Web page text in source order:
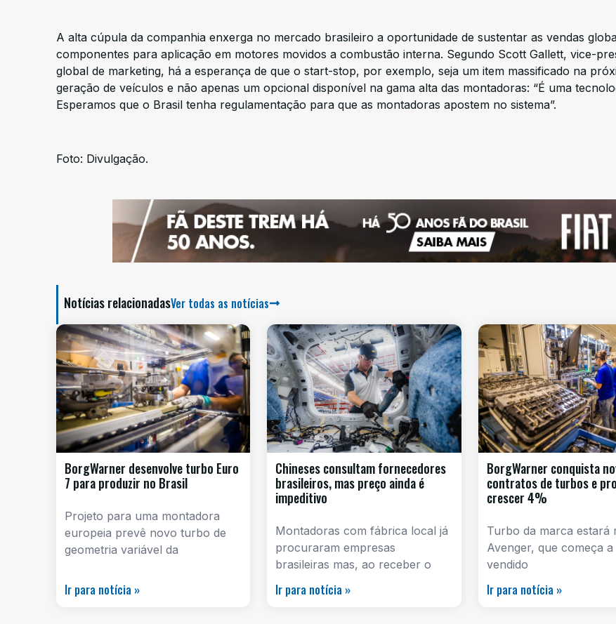
A alta cúpula da companhia enxerga no mercado brasileiro a oportunidade de sustentar as vendas
componentes para aplicação em motores movidos a combustão interna. Segundo Scott Gallett, vice-
global de marketing, há a esperança de que o start-stop, por exemplo, seja um item massificado na
geração de veículos e não apenas um opcional disponível na gama alta das montadoras: “É uma
Esperamos que o Brasil tenha regulamentação para que as montadoras apostem no sistema”.
Foto: Divulgação.
Notícias relacionadasVer todas as notícias
BorgWarner desenvolve turbo Euro
7 para produzir no Brasil
Projeto para uma montadora
europeia prevê novo turbo de
geometria variável da
Ir para notícia »
Chineses consultam fornecedores
brasileiros, mas preço ainda é
impeditivo
Montadoras com fábrica local já
procuraram empresas
brasileiras mas, ao receber o
Ir para notícia »
BorgWarner conquista
contratos de turbos e
crescer 4%
Turbo da marca estará
Avenger, que começa a
vendido
Ir para notícia »